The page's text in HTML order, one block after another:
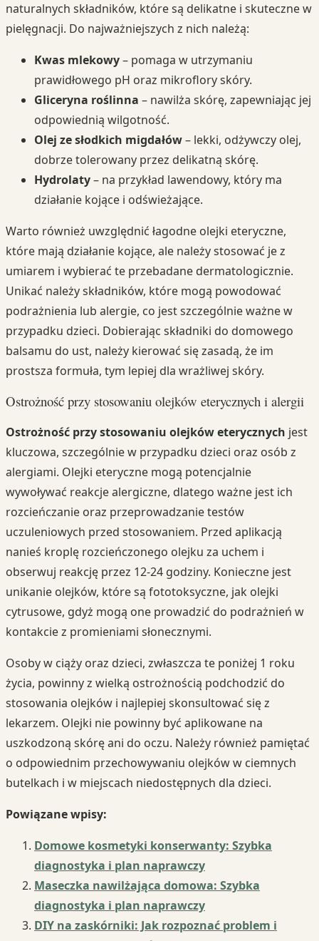
naturalnych składników, które są delikatne i skuteczne w
pielęgnacji. Do najważniejszych z nich należą:
Kwas mlekowy– pomaga w utrzymaniu
prawidłowego pH oraz mikroflory skóry.
Gliceryna roślinna – nawilża skórę, zapewniając jej
odpowiednią wilgotność.
Olej ze słodkich migdałów– lekki, odżywczy olej,
dobrze tolerowany przez delikatną skórę.
Hydrolaty– na przykład lawendowy, który ma
działanie kojące i odświeżające.
Warto również uwzględnić łagodne olejki eteryczne,
które mają działanie kojące, ale należy stosować je z
umiarem i wybierać te przebadane dermatologicznie.
Unikać należy składników, które mogą powodować
podrażnienia lub alergie, co jest szczególnie ważne w
przypadku dzieci. Dobierając składniki do domowego
balsamu do ust, należy kierować się zasadą, że im
prostsza formuła, tym lepiej dla wrażliwej skóry.
Ostrożność przy stosowaniu olejków eterycznych i alergii
Ostrożność przy stosowaniu olejków eterycznych jest
kluczowa, szczególnie w przypadku dzieci oraz osób z
alergiami. Olejki eteryczne mogą potencjalnie
wywoływać reakcje alergiczne, dlatego ważne jest ich
rozcieńczanie oraz przeprowadzanie testów
uczuleniowych przed stosowaniem. Przed aplikacją
nanieś kroplę rozcieńczonego olejku za uchem i
obserwuj reakcję przez 12-24 godziny. Konieczne jest
unikanie olejków, które są fototoksyczne, jak olejki
cytrusowe, gdyż mogą one prowadzić do podrażnień w
kontakcie z promieniami słonecznymi.
Osoby w ciąży oraz dzieci, zwłaszcza te poniżej 1 roku
życia, powinny z wielką ostrożnością podchodzić do
stosowania olejków i najlepiej skonsultować się z
lekarzem. Olejki nie powinny być aplikowane na
uszkodzoną skórę ani do oczu. Należy również pamiętać
o odpowiednim przechowywaniu olejków w ciemnych
butelkach i w miejscach niedostępnych dla dzieci.
Powiązane wpisy:
Domowe kosmetyki konserwanty: Szybka
diagnostyka i plan naprawczy
Maseczka nawilżająca domowa: Szybka
diagnostyka i plan naprawczy
DIY na zaskórniki: Jak rozpoznać problem i